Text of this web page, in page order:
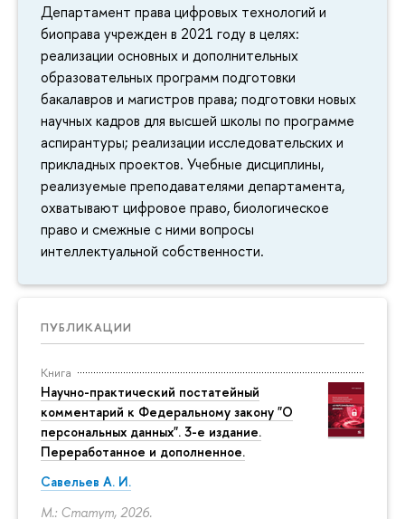
Департамент права цифровых технологий и
биоправа учрежден в 2021 году в целях:
реализации основных и дополнительных
образовательных программ подготовки
бакалавров и магистров права; подготовки новых
научных кадров для высшей школы по программе
аспирантуры; реализации исследовательских и
прикладных проектов. Учебные дисциплины,
реализуемые преподавателями департамента,
охватывают цифровое право, биологическое
право и смежные с ними вопросы
интеллектуальной собственности.
ПУБЛИКАЦИИ
Книга
Научно-практический постатейный
комментарий к Федеральному закону "О
персональных данных". 3-е издание.
Переработанное и дополненное.
Савельев А. И.
М.: Статут, 2026.